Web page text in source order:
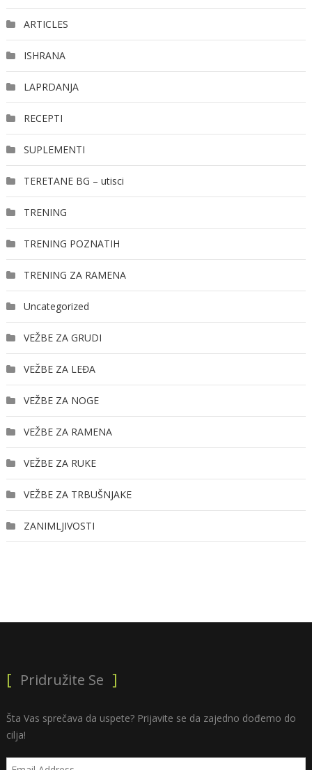
ARTICLES
ISHRANA
LAPRDANJA
RECEPTI
SUPLEMENTI
TERETANE BG – utisci
TRENING
TRENING POZNATIH
TRENING ZA RAMENA
Uncategorized
VEŽBE ZA GRUDI
VEŽBE ZA LEĐA
VEŽBE ZA NOGE
VEŽBE ZA RAMENA
VEŽBE ZA RUKE
VEŽBE ZA TRBUŠNJAKE
ZANIMLJIVOSTI
Pridružite Se
Šta Vas sprečava da uspete? Prijavite se da zajedno dođemo do
cilja!